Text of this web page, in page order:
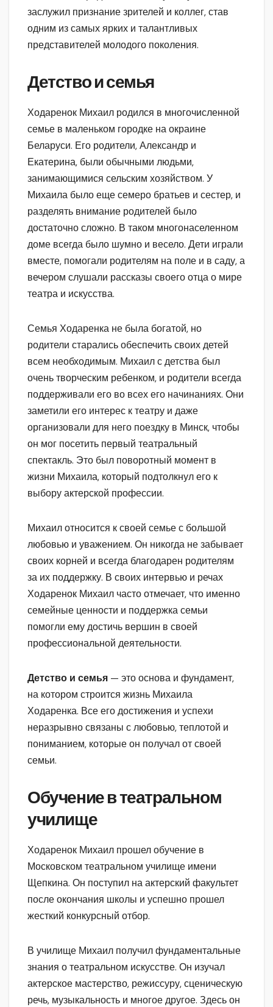
заслужил признание зрителей и коллег, став
одним из самых ярких и талантливых
представителей молодого поколения.
Детство и семья
Ходаренок Михаил родился в многочисленной
семье в маленьком городке на окраине
Беларуси. Его родители, Александр и
Екатерина, были обычными людьми,
занимающимися сельским хозяйством. У
Михаила было еще семеро братьев и сестер, и
разделять внимание родителей было
достаточно сложно. В таком многонаселенном
доме всегда было шумно и весело. Дети играли
вместе, помогали родителям на поле и в саду, а
вечером слушали рассказы своего отца о мире
театра и искусства.
Семья Ходаренка не была богатой, но
родители старались обеспечить своих детей
всем необходимым. Михаил с детства был
очень творческим ребенком, и родители всегда
поддерживали его во всех его начинаниях. Они
заметили его интерес к театру и даже
организовали для него поездку в Минск, чтобы
он мог посетить первый театральный
спектакль. Это был поворотный момент в
жизни Михаила, который подтолкнул его к
выбору актерской профессии.
Михаил относится к своей семье с большой
любовью и уважением. Он никогда не забывает
своих корней и всегда благодарен родителям
за их поддержку. В своих интервью и речах
Ходаренок Михаил часто отмечает, что именно
семейные ценности и поддержка семьи
помогли ему достичь вершин в своей
профессиональной деятельности.
Детство и семья — это основа и фундамент,
на котором строится жизнь Михаила
Ходаренка. Все его достижения и успехи
неразрывно связаны с любовью, теплотой и
пониманием, которые он получал от своей
семьи.
Обучение в театральном
училище
Ходаренок Михаил прошел обучение в
Московском театральном училище имени
Щепкина. Он поступил на актерский факультет
после окончания школы и успешно прошел
жесткий конкурсный отбор.
В училище Михаил получил фундаментальные
знания о театральном искусстве. Он изучал
актерское мастерство, режиссуру, сценическую
речь, музыкальность и многое другое. Здесь он